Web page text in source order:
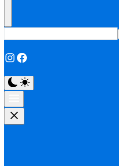
Instagram
Facebook